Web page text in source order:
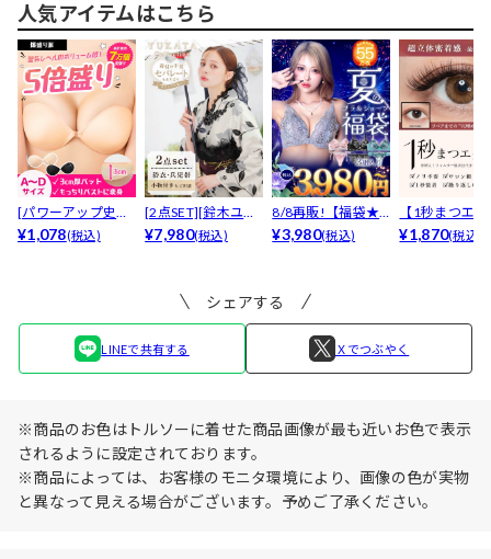
人気アイテムはこちら
[パワーアップ史上
最強5倍盛りアップ
¥1,078(税込)
[2点SET][鈴木ユリ
ア(baby)...
¥7,980(税込)
8/8再販!【福袋★
ブラセット3点
¥3,980(税込)
【1秒まつエ
リュームタイ
¥1,870(税込)
シェアする
LINEで共有する Ｘでつぶやく
※商品のお色はトルソーに着せた商品画像が最も近いお色で表示
されるように設定されております。
※商品によっては、お客様のモニタ環境により、画像の色が実物
と異なって見える場合がございます。予めご了承ください。